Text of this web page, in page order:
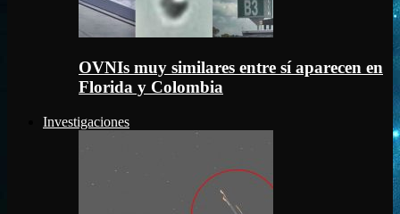
OVNIs muy similares entre sí aparecen en
Florida y Colombia
Investigaciones